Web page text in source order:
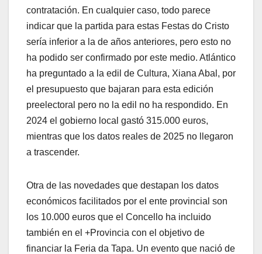
contratación. En cualquier caso, todo parece
indicar que la partida para estas Festas do Cristo
sería inferior a la de años anteriores, pero esto no
ha podido ser confirmado por este medio. Atlántico
ha preguntado a la edil de Cultura, Xiana Abal, por
el presupuesto que bajaran para esta edición
preelectoral pero no la edil no ha respondido. En
2024 el gobierno local gastó 315.000 euros,
mientras que los datos reales de 2025 no llegaron
a trascender.
Otra de las novedades que destapan los datos
económicos facilitados por el ente provincial son
los 10.000 euros que el Concello ha incluido
también en el +Provincia con el objetivo de
financiar la Feria da Tapa. Un evento que nació de